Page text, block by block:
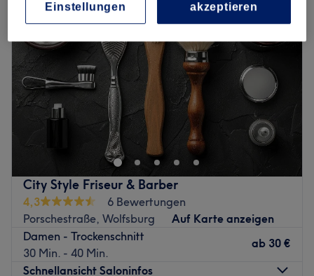
City Style Friseur & Barber
4,3
6 Bewertungen
Porschestraße, Wolfsburg
Auf Karte anzeigen
Damen - Trockenschnitt
30 Min. - 40 Min.
ab 30 €
Schnellansicht Saloninfos
Einstellungen akzeptieren